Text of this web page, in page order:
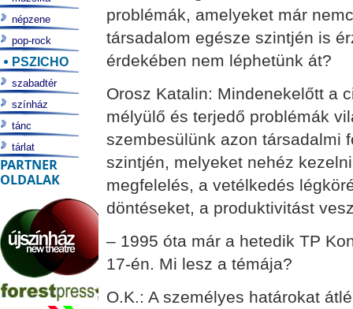
problémák, amelyeket már
társadalom egésze szintjén is
érdekében nem léphetünk át?
Orosz Katalin: Mindenekelőtt a
mélyülő és terjedő problémák
szembesülünk azon társadalmi
szintjén, melyeket nehéz
megfelelés, a vetélkedés
döntéseket, a produktivitást
– 1995 óta már a hetedik TP
17-én. Mi lesz a témája?
O.K.: A személyes határokat
népzene
pop-rock
PSZICHO
szabadtér
színház
tánc
tárlat
PARTNER
OLDALAK